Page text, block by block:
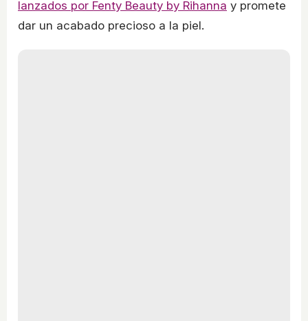
lanzados por Fenty Beauty by Rihanna y promete
dar un acabado precioso a la piel.